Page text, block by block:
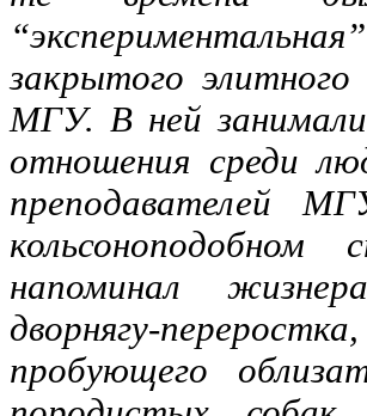
закрытого
МГУ. В ней
отношения среди
преподавателей
кольсоноподобном
напоминал
дворнягу-
пробующего